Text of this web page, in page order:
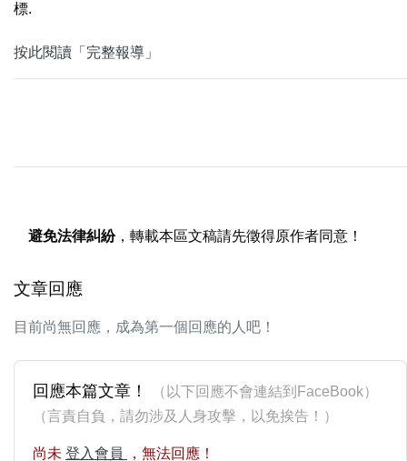
標.
按此閱讀「完整報導」
避免法律糾紛，轉載本區文稿請先徵得原作者同意！
文章回應
目前尚無回應，成為第一個回應的人吧！
回應本篇文章！
（以下回應不會連結到FaceBook）
（言責自負，請勿涉及人身攻擊，以免挨告！）
尚未 登入會員 ，無法回應！